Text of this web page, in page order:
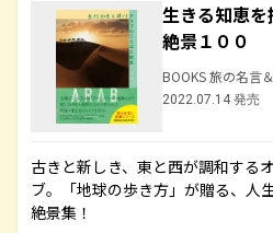
生きる知恵
絶景１００
BOOKS 旅の名言
2022.07.14 発売
古きと新しき、東と西が調和する
ブ。「地球の歩き方」が贈る、人
絶景集！